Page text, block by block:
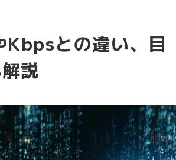
との違い、目
説